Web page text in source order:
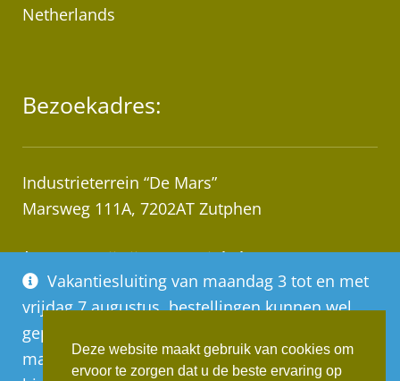
Vakantiesluiting van maandag 3 tot en met
vrijdag 7 augustus, bestellingen kunnen wel
geplaatst worden, deze worden vanaf
maandag 10 augustus op volgorde van
Netherlands
Bezoekadres:
Industrieterrein “De Mars”
Marsweg 111A, 7202AT Zutphen
* Let op! Wij zijn geen winkel!
Afhalen van bestellingen op afspraak!
Deze website maakt gebruik van cookies om
ervoor te zorgen dat u de beste ervaring op